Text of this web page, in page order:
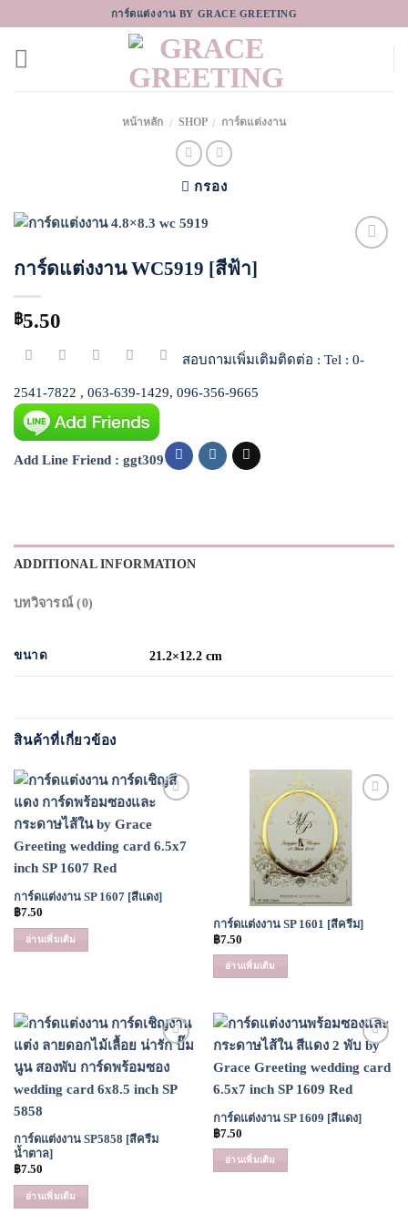
to
content
การ์ดแต่งงาน BY GRACE GREETING
หน้าหลัก / SHOP / การ์ดแต่งงาน
กรอง
การ์ดแต่งงาน WC5919 [สีฟ้า]
฿5.50
สอบถามเพิ่มเติมติดต่อ : Tel : 0-
2541-7822 , 063-639-1429, 096-356-9665
Add Line Friend : ggt309
ADDITIONAL INFORMATION
บทวิจารณ์ (0)
ขนาด 21.2×12.2 cm
สินค้าที่เกี่ยวข้อง
Wishlist
การ์ดแต่งงาน SP 1607 [สีแดง]
฿7.50
อ่านเพิ่มเติม
การ์ดแต่งงาน SP 1601 [สีครีม]
฿7.50
อ่านเพิ่มเติม
Wishlist
การ์ดแต่งงาน SP5858 [สีครีม
น้ำตาล]
฿7.50
อ่านเพิ่มเติม
Add to
Wishlist
การ์ดแต่งงาน SP 1609 [สีแดง]
฿7.50
อ่านเพิ่มเติม